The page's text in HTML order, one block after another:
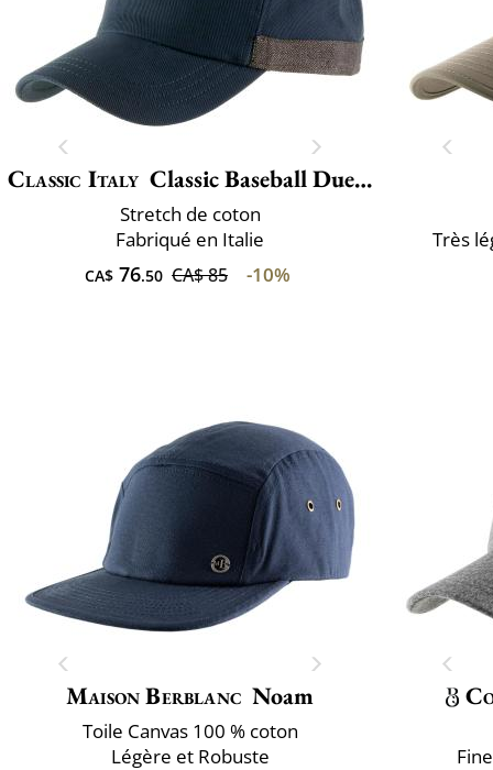
Classic Italy Classic Baseball Due Toni
Stretch de coton
Fabriqué en Italie
CA$ 76.50 CA$ 85 -10%
Très
Maison Berblanc Noam
Toile Canvas 100 % coton
Légère et Robuste